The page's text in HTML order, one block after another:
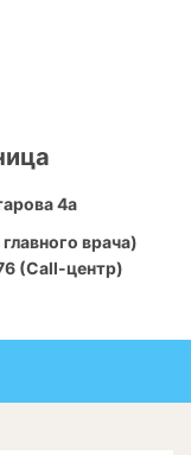
4а
врача)
(Call-центр)